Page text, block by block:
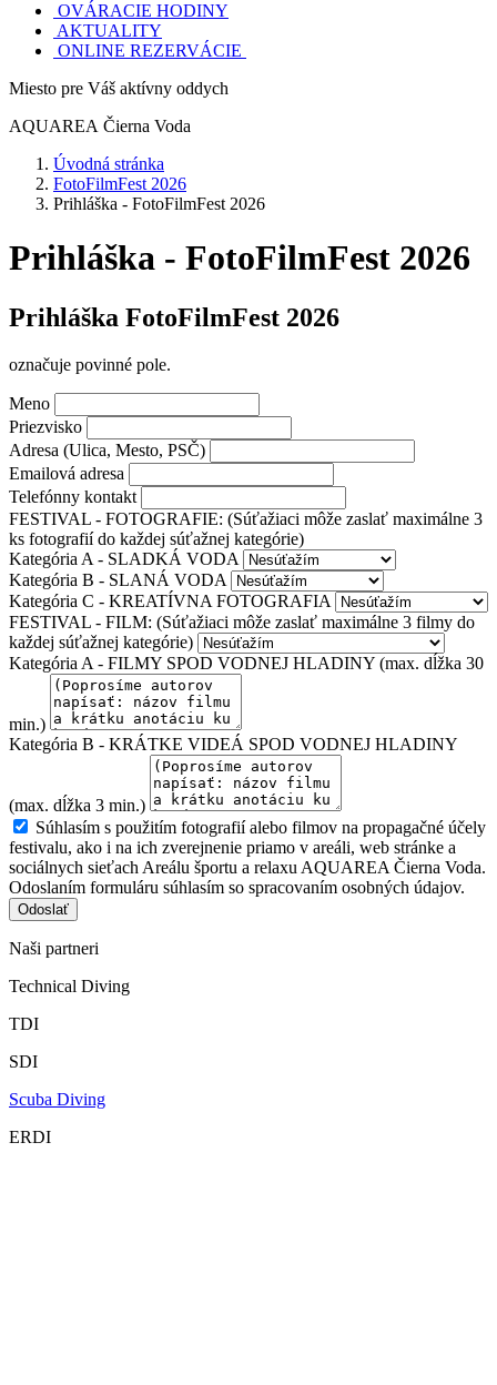
OVÁRACIE HODINY
AKTUALITY
ONLINE REZERVÁCIE
Miesto pre Váš aktívny oddych
AQUAREA Čierna Voda
Úvodná stránka
FotoFilmFest 2026
Prihláška - FotoFilmFest 2026
Prihláška - FotoFilmFest 2026
Prihláška FotoFilmFest 2026
označuje povinné pole.
Meno
Priezvisko
Adresa (Ulica, Mesto, PSČ)
Emailová adresa
Telefónny kontakt
FESTIVAL - FOTOGRAFIE: (Súťažiaci môže zaslať maximálne 3
ks fotografií do každej súťažnej kategórie)
Kategória A - SLADKÁ VODA
Kategória B - SLANÁ VODA
Kategória C - KREATÍVNA FOTOGRAFIA
FESTIVAL - FILM: (Súťažiaci môže zaslať maximálne 3 filmy do
každej súťažnej kategórie)
Kategória A - FILMY SPOD VODNEJ HLADINY (max. dĺžka 30
min.)
Kategória B - KRÁTKE VIDEÁ SPOD VODNEJ HLADINY
(max. dĺžka 3 min.)
Súhlasím s použitím fotografií alebo filmov na propagačné účely
festivalu, ako i na ich zverejnenie priamo v areáli, web stránke a
sociálnych sieťach Areálu športu a relaxu AQUAREA Čierna Voda.
Odoslaním formuláru súhlasím so spracovaním osobných údajov.
Odoslať
Naši partneri
Technical Diving
TDI
SDI
Scuba Diving
ERDI